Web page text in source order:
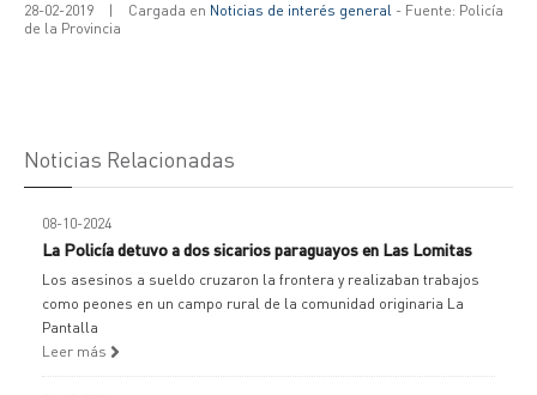
28-02-2019 | Cargada en Noticias de interés general - Fuente: Policía
de la Provincia
Noticias Relacionadas
08-10-2024
La Policía detuvo a dos sicarios paraguayos en Las Lomitas
Los asesinos a sueldo cruzaron la frontera y realizaban trabajos
como peones en un campo rural de la comunidad originaria La
Pantalla
Leer más